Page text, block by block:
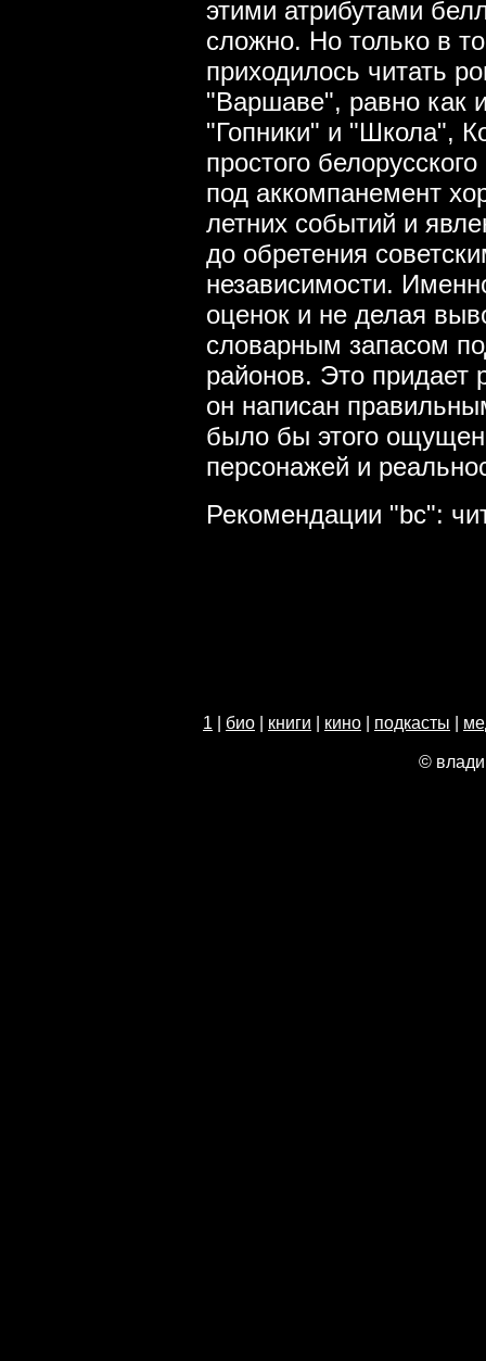
этими атрибутами
сложно. Но только в
приходилось читать
"Варшаве", равно как
"Гопники" и "Школа",
простого
под аккомпанемент
летних событий и
до обретения
независимости.
оценок и не делая
словарным запасом
районов. Это придает
он написан
было бы этого
персонажей и
Рекомендации "bc":
1 био книги кино подкасты
©